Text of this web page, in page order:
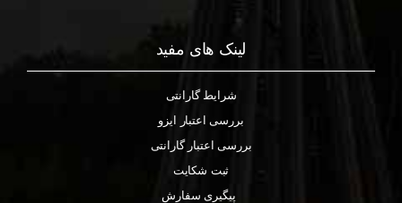
لینک های مفید
شرایط گارانتی
بررسی اعتبار ایزو
بررسی اعتبار گارانتی
ثبت شکایت
پیگیری سفارش